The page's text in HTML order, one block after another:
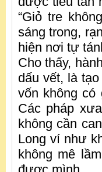
“Giỏ tre
sáng trong,
hiện nơi tự
Cho thấy,
dấu vết, là
vốn không có
Các pháp
không cần
Long ví như
không mê